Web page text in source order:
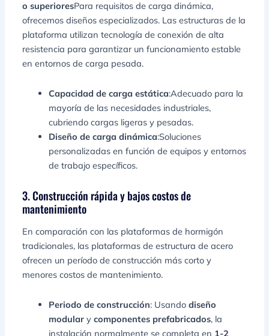
o superioresPara requisitos de carga dinámica,
ofrecemos diseños especializados. Las estructuras de la
plataforma utilizan tecnología de conexión de alta
resistencia para garantizar un funcionamiento estable
en entornos de carga pesada.
Capacidad de carga estática:Adecuado para la
mayoría de las necesidades industriales,
cubriendo cargas ligeras y pesadas.
Diseño de carga dinámica:Soluciones
personalizadas en función de equipos y entornos
de trabajo específicos.
3. Construcción rápida y bajos costos de
mantenimiento
En comparación con las plataformas de hormigón
tradicionales, las plataformas de estructura de acero
ofrecen un período de construcción más corto y
menores costos de mantenimiento.
Periodo de construcción: Usandodiseño
modular ycomponentes prefabricados, la
instalación normalmente se completa en 1-2